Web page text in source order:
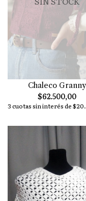
Chaleco Granny
$62.500,00
3 cuotas sin interés de